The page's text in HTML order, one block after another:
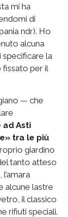
mi ha
di
ndr). Ho
alcuna
specificare la
fissato per il
— che
ad Asti
tra le più
giardino
tanto atteso
alcune lastre
il classico
rifiuti speciali.